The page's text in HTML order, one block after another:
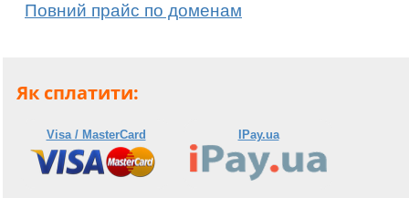
Повний прайс по доменам
Як сплатити:
Visa / MasterCard IPay.ua